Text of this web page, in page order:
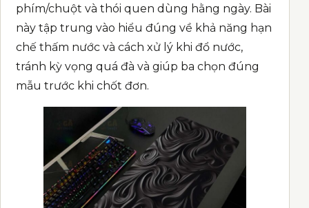
phím/chuột và thói quen dùng hằng ngày. Bài
này tập trung vào hiểu đúng về khả năng hạn
chế thấm nước và cách xử lý khi đổ nước,
tránh kỳ vọng quá đà và giúp ba chọn đúng
mẫu trước khi chốt đơn.